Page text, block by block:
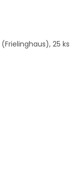
(Frielinghaus), 25 ks